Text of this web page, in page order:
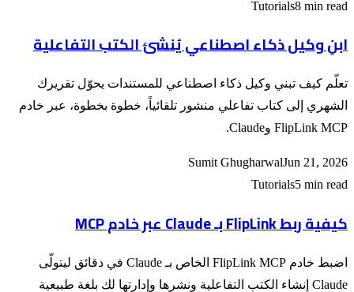
Tutorials8 min read
ابنِ وكيل ذكاء اصطناعي يُنشئ الكتب التفاعلية
تعلّم كيف تبني وكيل ذكاء اصطناعي للمستندات يحوّل تقريرك
الشهري إلى كتاب تفاعلي منشور تلقائياً، خطوة بخطوة، عبر خادم
FlipLink MCP وClaude.
Sumit GhugharwalJun 21, 2026
Tutorials5 min read
كيفية ربط FlipLink بـ Claude عبر خادم MCP
اضبط خادم FlipLink MCP الخاص بـ Claude في دقائق ليتولّى
Claude إنشاء الكتب التفاعلية ونشرها وإدارتها لك بلغة طبيعية